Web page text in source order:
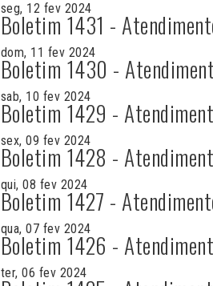
seg, 12 fev 2024
Boletim 1431 -
dom, 11 fev 2024
Boletim 1430 -
sab, 10 fev 2024
Boletim 1429 -
sex, 09 fev 2024
Boletim 1428 -
qui, 08 fev 2024
Boletim 1427 -
qua, 07 fev 2024
Boletim 1426 -
ter, 06 fev 2024